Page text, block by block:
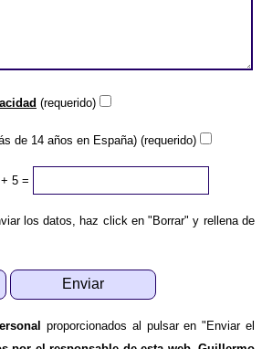
(requerido)
de 14 años en España) (requerido)
5 =
los datos, haz click en "Borrar" y rellena de
proporcionados al pulsar en "Enviar el